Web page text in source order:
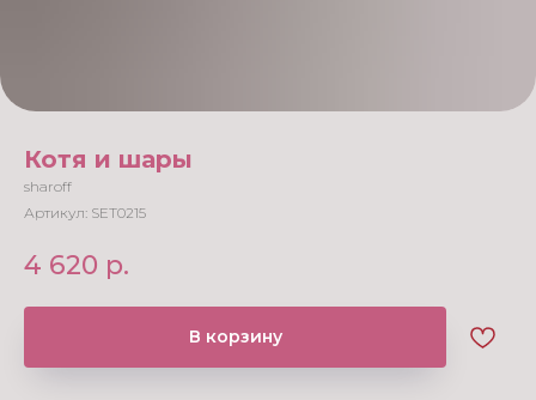
Котя и шары
sharoff
Артикул: SET0215
4 620 р.
В корзину